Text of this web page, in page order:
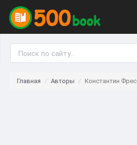
Главная Авторы Константин Фрес